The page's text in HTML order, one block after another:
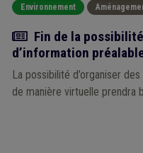
Environnement
Actualité
Fin de la
d’information
La possibilité d’organiser
de manière virtuelle prendra